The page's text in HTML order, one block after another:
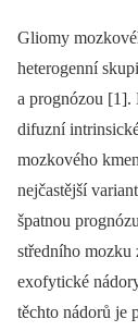
Gliomy
heterogenní
a prognózou [1].
difuzní
mozkového
nejčastější
špatnou
středního mozku
exofytické
těchto nádorů je